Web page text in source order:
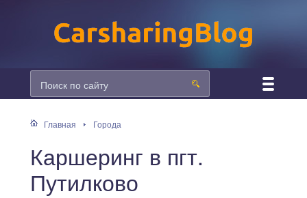
Главная Города
Каршеринг в пгт.
Путилково